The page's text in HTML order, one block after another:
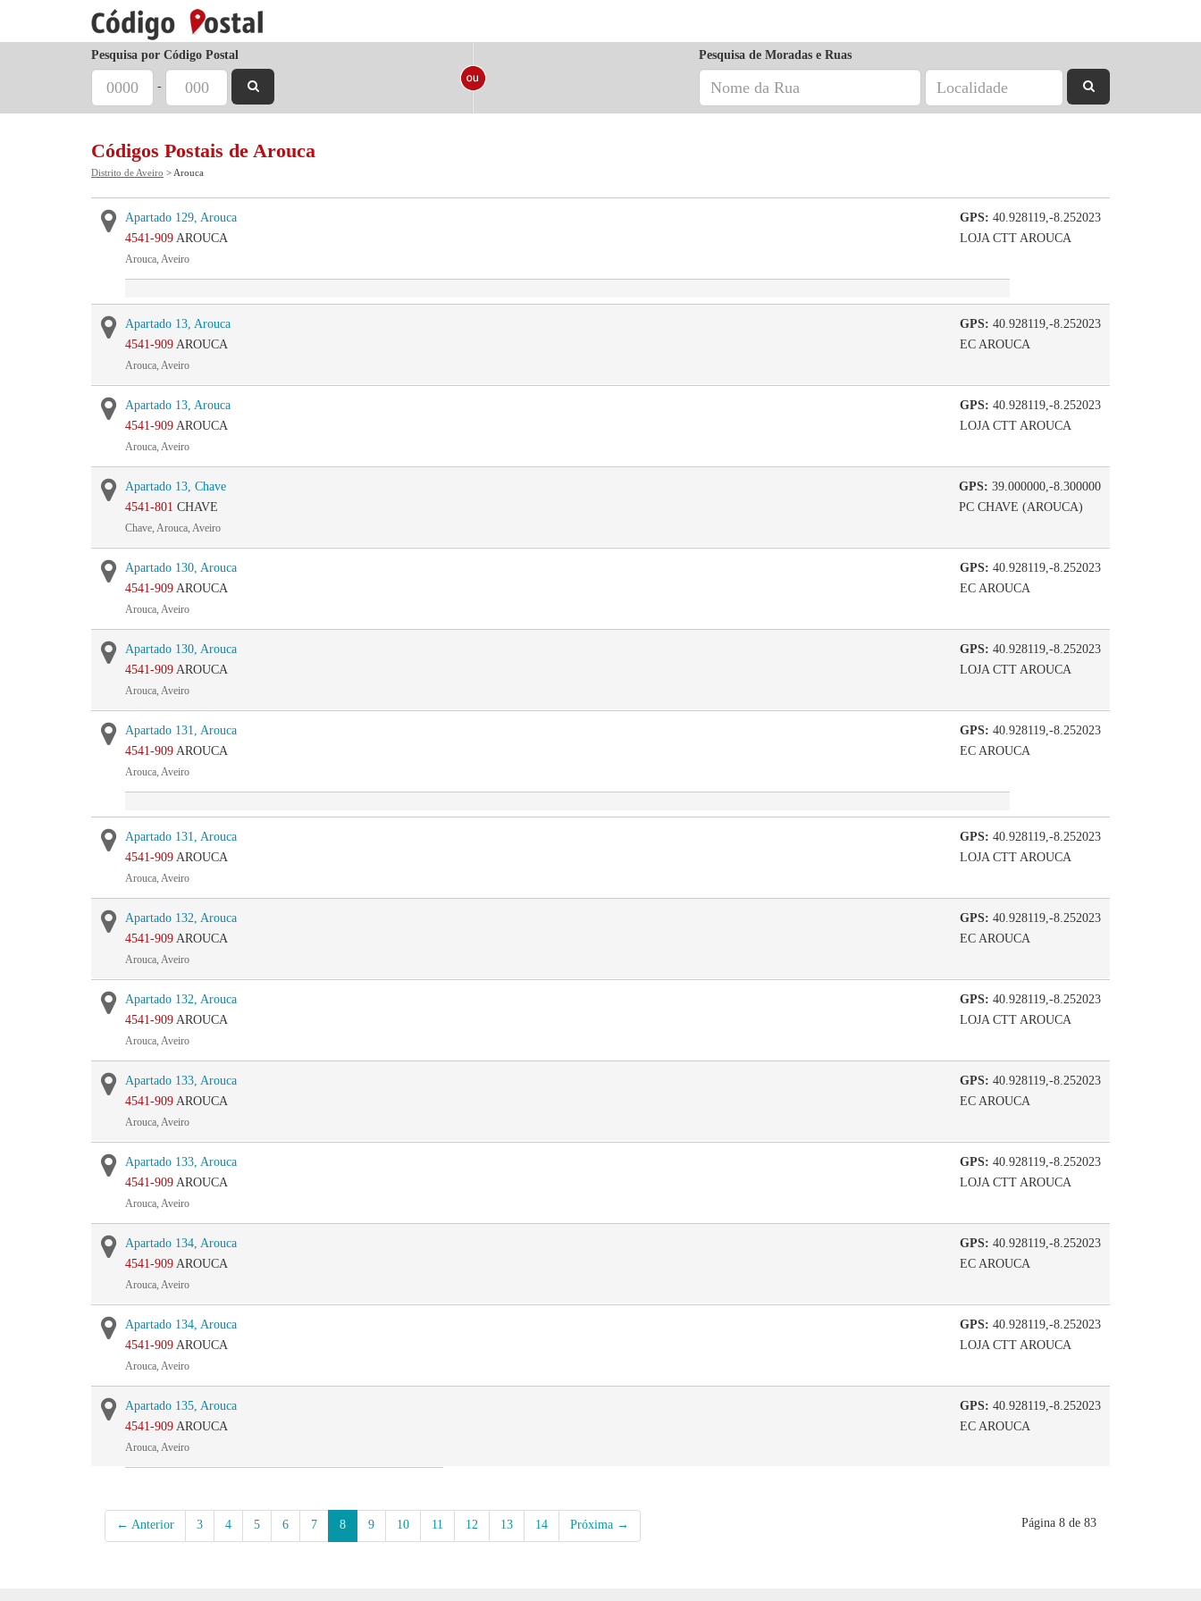
Pesquisa por Código Postal
-
Pesquisa de Moradas e Ruas
Códigos Postais de Arouca
Distrito de Aveiro > Arouca
GPS: 40.928119,-8.252023
LOJA CTT AROUCA
Apartado 129, Arouca
4541-909 AROUCA
Arouca, Aveiro
GPS: 40.928119,-8.252023
EC AROUCA
Apartado 13, Arouca
4541-909 AROUCA
Arouca, Aveiro
GPS: 40.928119,-8.252023
LOJA CTT AROUCA
Apartado 13, Arouca
4541-909 AROUCA
Arouca, Aveiro
GPS: 39.000000,-8.300000
PC CHAVE (AROUCA)
Apartado 13, Chave
4541-801 CHAVE
Chave, Arouca, Aveiro
GPS: 40.928119,-8.252023
EC AROUCA
Apartado 130, Arouca
4541-909 AROUCA
Arouca, Aveiro
GPS: 40.928119,-8.252023
LOJA CTT AROUCA
Apartado 130, Arouca
4541-909 AROUCA
Arouca, Aveiro
GPS: 40.928119,-8.252023
EC AROUCA
Apartado 131, Arouca
4541-909 AROUCA
Arouca, Aveiro
GPS: 40.928119,-8.252023
LOJA CTT AROUCA
Apartado 131, Arouca
4541-909 AROUCA
Arouca, Aveiro
GPS: 40.928119,-8.252023
EC AROUCA
Apartado 132, Arouca
4541-909 AROUCA
Arouca, Aveiro
GPS: 40.928119,-8.252023
LOJA CTT AROUCA
Apartado 132, Arouca
4541-909 AROUCA
Arouca, Aveiro
GPS: 40.928119,-8.252023
EC AROUCA
Apartado 133, Arouca
4541-909 AROUCA
Arouca, Aveiro
GPS: 40.928119,-8.252023
LOJA CTT AROUCA
Apartado 133, Arouca
4541-909 AROUCA
Arouca, Aveiro
GPS: 40.928119,-8.252023
EC AROUCA
Apartado 134, Arouca
4541-909 AROUCA
Arouca, Aveiro
GPS: 40.928119,-8.252023
LOJA CTT AROUCA
Apartado 134, Arouca
4541-909 AROUCA
Arouca, Aveiro
GPS: 40.928119,-8.252023
EC AROUCA
Apartado 135, Arouca
4541-909 AROUCA
Arouca, Aveiro
← Anterior 3 4 5 6 7 8 9 10 11 12 13 14 Próxima → Página 8 de 83